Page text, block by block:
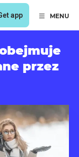
app MENU
przez